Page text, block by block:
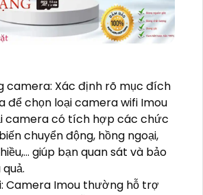
camera: Xác định rõ mục đích
để chọn loại camera wifi Imou
camera có tích hợp các chức
chuyển động, hồng ngoại,
giúp bạn quan sát và bảo
Camera Imou thường hỗ trợ